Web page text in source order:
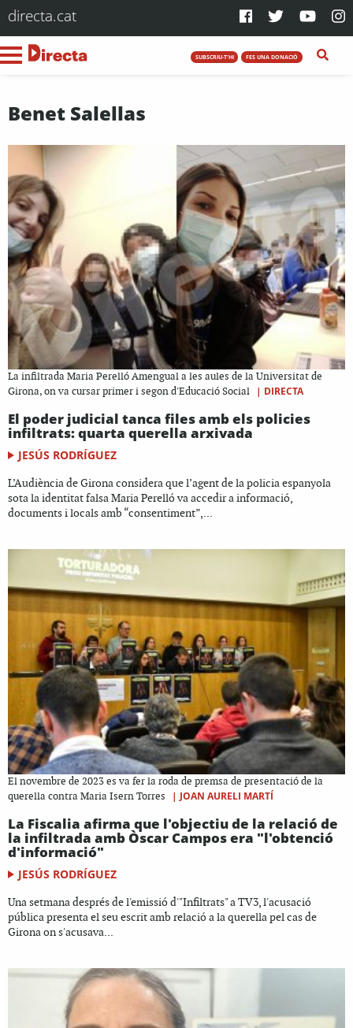
directa.cat
SUBSCRIU-T'HI FES UNA DONACIÓ
Benet Salellas
La infiltrada Maria Perelló Amengual a les aules de la Universitat de
Girona, on va cursar primer i segon d'Educació Social
| DIRECTA
El poder judicial tanca files amb els policies
infiltrats: quarta querella arxivada
JESÚS RODRÍGUEZ
L’Audiència de Girona considera que l’agent de la policia espanyola
sota la identitat falsa Maria Perelló va accedir a informació,
documents i locals amb “consentiment”,...
El novembre de 2023 es va fer la roda de premsa de presentació de la
querella contra Maria Isern Torres
| JOAN AURELI MARTÍ
La Fiscalia afirma que l'objectiu de la relació de
la infiltrada amb Òscar Campos era "l'obtenció
d'informació"
JESÚS RODRÍGUEZ
Una setmana després de l'emissió d'"Infiltrats" a TV3, l'acusació
pública presenta el seu escrit amb relació a la querella pel cas de
Girona on s'acusava...